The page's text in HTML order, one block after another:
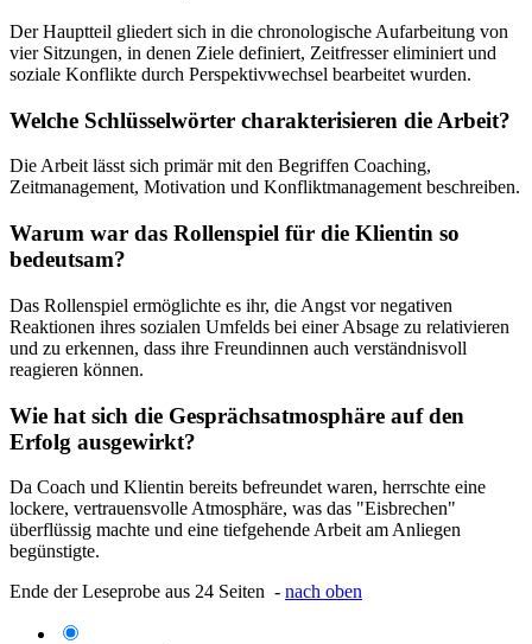
Der Hauptteil gliedert sich in die chronologische Aufarbeitung von
vier Sitzungen, in denen Ziele definiert, Zeitfresser eliminiert und
soziale Konflikte durch Perspektivwechsel bearbeitet wurden.
Welche Schlüsselwörter charakterisieren die Arbeit?
Die Arbeit lässt sich primär mit den Begriffen Coaching,
Zeitmanagement, Motivation und Konfliktmanagement beschreiben.
Warum war das Rollenspiel für die Klientin so
bedeutsam?
Das Rollenspiel ermöglichte es ihr, die Angst vor negativen
Reaktionen ihres sozialen Umfelds bei einer Absage zu relativieren
und zu erkennen, dass ihre Freundinnen auch verständnisvoll
reagieren können.
Wie hat sich die Gesprächsatmosphäre auf den
Erfolg ausgewirkt?
Da Coach und Klientin bereits befreundet waren, herrschte eine
lockere, vertrauensvolle Atmosphäre, was das "Eisbrechen"
überflüssig machte und eine tiefgehende Arbeit am Anliegen
begünstigte.
Ende der Leseprobe aus 24 Seiten - nach oben